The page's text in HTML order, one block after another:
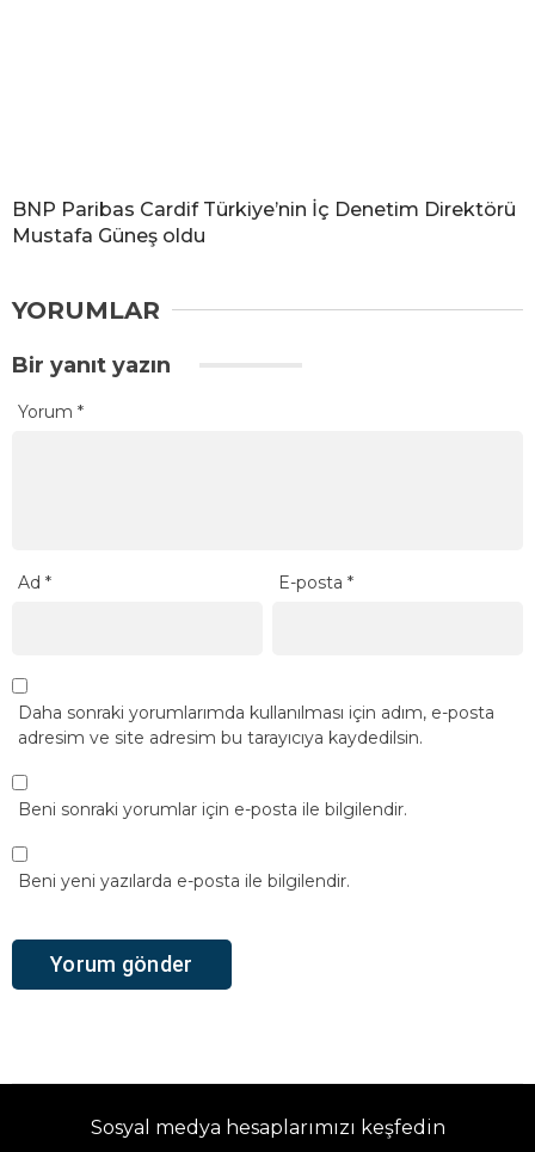
BNP Paribas Cardif Türkiye’nin İç Denetim Direktörü
Mustafa Güneş oldu
YORUMLAR
Bir yanıt yazın
Yorum *
Ad * E-posta*
Daha sonraki yorumlarımda kullanılması için adım, e-posta
adresim ve site adresim bu tarayıcıya kaydedilsin.
Beni sonraki yorumlar için e-posta ile bilgilendir.
Beni yeni yazılarda e-posta ile bilgilendir.
Sosyal medya hesaplarımızı keşfedin